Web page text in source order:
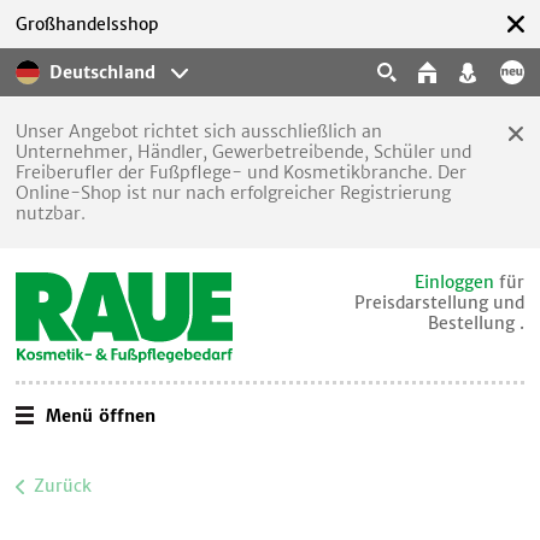
Deutschland
Großhandelsshop
Unser Angebot richtet sich ausschließlich an
Unternehmer, Händler, Gewerbetreibende, Schüler und
Freiberufler der Fußpflege- und Kosmetikbranche. Der
Online-Shop ist nur nach erfolgreicher Registrierung
nutzbar.
Einloggen für
Preisdarstellung und
Bestellung .
Menü öffnen
Zurück